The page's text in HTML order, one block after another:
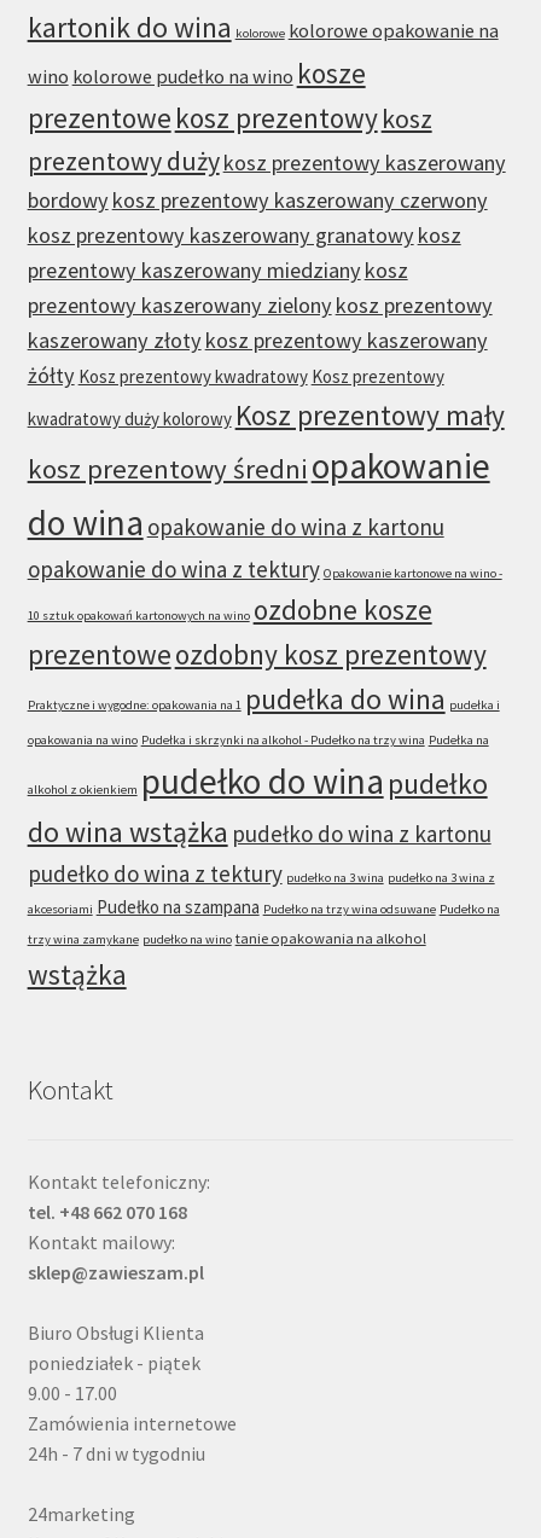
kartonik do wina kolorowe kolorowe opakowanie na
wino kolorowe pudełko na wino kosze
prezentowe kosz prezentowykosz
prezentowy dużykosz prezentowy kaszerowany
bordowykosz prezentowy kaszerowany czerwony
kosz prezentowy kaszerowany granatowykosz
prezentowy kaszerowany miedzianykosz
prezentowy kaszerowany zielonykosz prezentowy
kaszerowany złotykosz prezentowy kaszerowany
żółty Kosz prezentowy kwadratowy Kosz prezentowy
kwadratowy duży kolorowy Kosz prezentowy mały
kosz prezentowy średni opakowanie
do wina opakowanie do wina z kartonu
opakowanie do wina z tektury Opakowanie kartonowe na wino -
10 sztuk opakowań kartonowych na wino ozdobne kosze
prezentoweozdobny kosz prezentowy
Praktyczne i wygodne: opakowania na 1 pudełka do wina pudełka i
opakowania na wino Pudełka i skrzynki na alkohol - Pudełko na trzy wina Pudełka na
alkohol z okienkiem pudełko do wina pudełko
do wina wstążka pudełko do wina z kartonu
pudełko do wina z tektury pudełko na 3 wina pudełko na 3 wina z
akcesoriami Pudełko na szampana Pudełko na trzy wina odsuwane Pudełko na
trzy wina zamykane pudełko na wino tanie opakowania na alkohol
wstążka
Kontakt
Kontakt telefoniczny:
tel. +48 662 070 168
Kontakt mailowy:
sklep@zawieszam.pl
Biuro Obsługi Klienta
poniedziałek - piątek
9.00 - 17.00
Zamówienia internetowe
24h - 7 dni w tygodniu
24marketing